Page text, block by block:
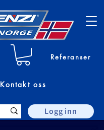
Referanser
Kontakt oss
Logg inn